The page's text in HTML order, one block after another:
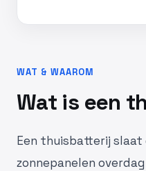
WAT & WAAROM
Wat is een
Een thuisbatterij
zonnepanelen